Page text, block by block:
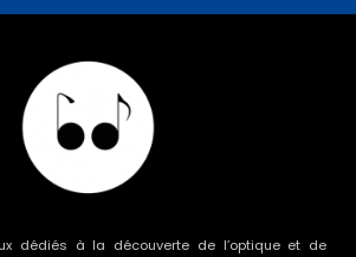
dédiés à la découverte de l’optique et de